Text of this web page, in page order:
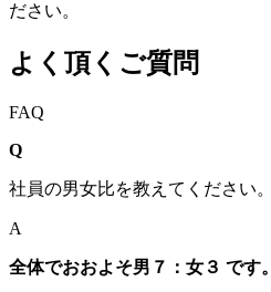
ださい。
よく頂くご質問
FAQ
Q
社員の男女比を教えてください。
A
全体でおおよそ男７：女３ です。